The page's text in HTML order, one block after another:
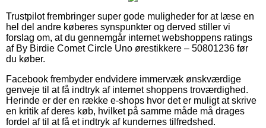
Trustpilot frembringer super gode muligheder for at læse en
hel del andre køberes synspunkter og derved stiller vi
forslag om, at du gennemgår internet webshoppens ratings
af By Birdie Comet Circle Uno ørestikkere – 50801236 før
du køber.
Facebook frembyder endvidere immervæk ønskværdige
genveje til at få indtryk af internet shoppens troværdighed.
Herinde er der en række e-shops hvor det er muligt at skrive
en kritik af deres køb, hvilket på samme måde må drages
fordel af til at få et indtryk af kundernes tilfredshed.